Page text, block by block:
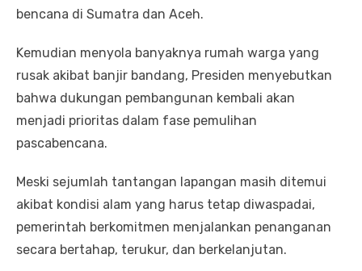
bencana di Sumatra dan Aceh.
Kemudian menyola banyaknya rumah warga yang
rusak akibat banjir bandang, Presiden menyebutkan
bahwa dukungan pembangunan kembali akan
menjadi prioritas dalam fase pemulihan
pascabencana.
Meski sejumlah tantangan lapangan masih ditemui
akibat kondisi alam yang harus tetap diwaspadai,
pemerintah berkomitmen menjalankan penanganan
secara bertahap, terukur, dan berkelanjutan.